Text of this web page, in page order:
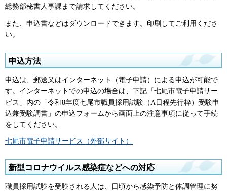
総務部秘書人事課まで請求してください。
また、申込書などはダウンロードできます。印刷してご利用くださ
い。
申込方法
申込は、郵送又はインターネット（電子申請）による申込が可能で
す。インターネットでの申込の場合は、下記「七尾市電子申請サー
ビス」内の「令和8年度七尾市職員採用試験（A日程先行枠）受験申
込兼受験調書」の申込フォームから画面上の注意事項に従って手続
をしてください。
七尾市電子申請サービス（外部サイト）
新型コロナウイルス感染症などへの対応
職員採用試験を受験される人は、日頃から感染予防と体調管理に努